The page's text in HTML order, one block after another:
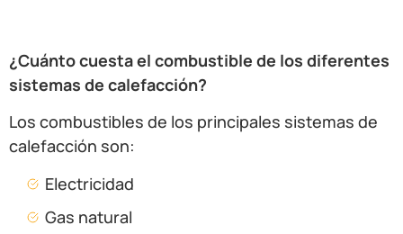
¿Cuánto cuesta el combustible de los diferentes
sistemas de calefacción?
Los combustibles de los principales sistemas de
calefacción son:
Electricidad
Gas natural